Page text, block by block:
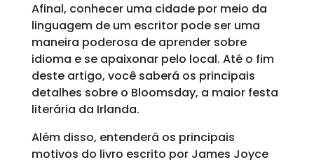
Afinal, conhecer uma cidade por meio da
linguagem de um escritor pode ser uma
maneira poderosa de aprender sobre
idioma e se apaixonar pelo local. Até o fim
deste artigo, você saberá os principais
detalhes sobre o Bloomsday, a maior festa
literária da Irlanda.
Além disso, entenderá os principais
motivos do livro escrito por James Joyce